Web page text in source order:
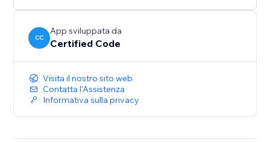
CC
App sviluppata da
Certified Code
Visita il nostro sito web
Contatta l'Assistenza
Informativa sulla privacy